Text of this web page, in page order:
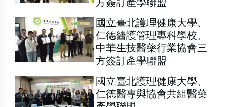
國立臺北護理健康大學、
仁德醫護管理專科學校、
中華生技醫藥行業協會三
方簽訂產學聯盟
國立臺北護理健康大學、
仁德醫專與協會共組醫藥